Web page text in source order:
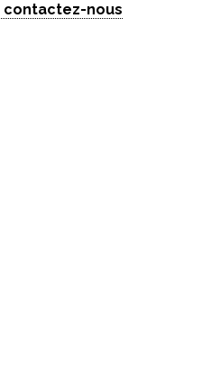
contactez-nous